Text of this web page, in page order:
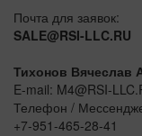
Почта для заявок:
SALE@RSI-LLC.RU
Тихонов Вячеслав
E-mail: M4@RSI-
Телефон /
+7-951-465-28-41